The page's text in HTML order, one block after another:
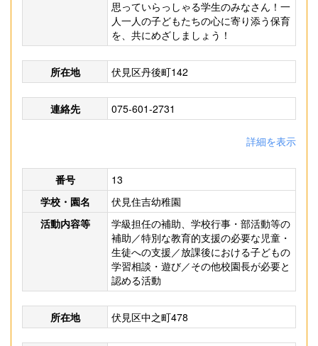
思っていらっしゃる学生のみなさん！一
人一人の子どもたちの心に寄り添う保育
を、共にめざしましょう！
所在地 伏見区丹後町142
連絡先 075-601-2731
詳細を表示
番号
13
学校・園名
伏見住吉幼稚園
活動内容等
学級担任の補助、学校行事・部活動等の
補助／特別な教育的支援の必要な児童・
生徒への支援／放課後における子どもの
学習相談・遊び／その他校園長が必要と
認める活動
所在地 伏見区中之町478